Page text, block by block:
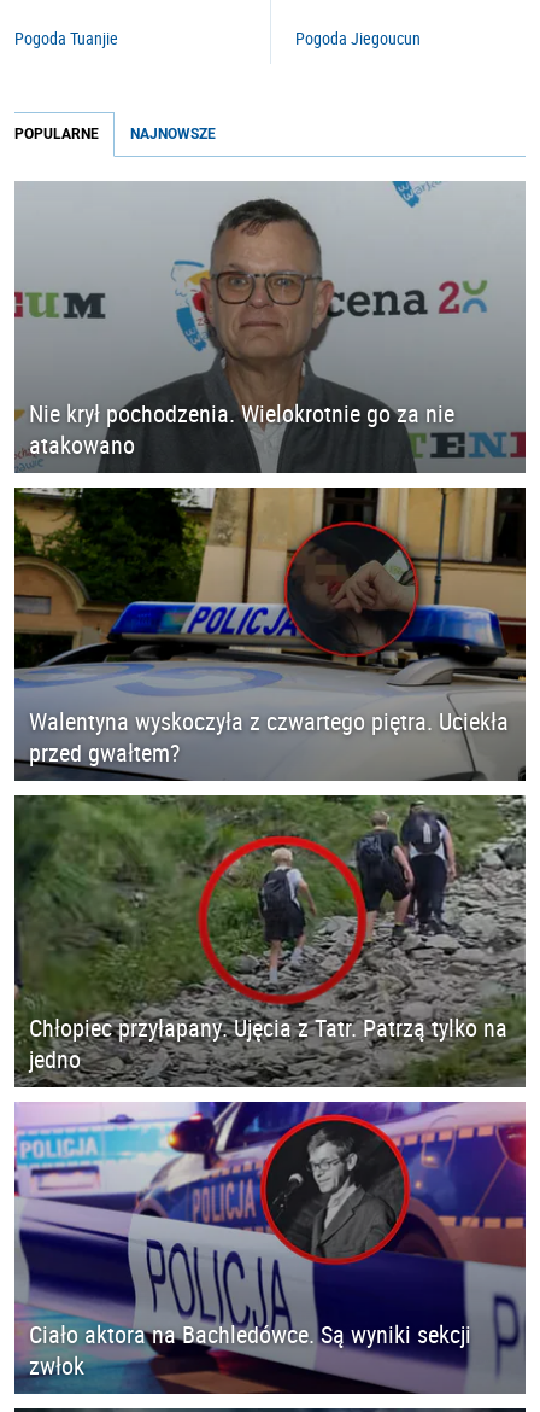
Pogoda Tuanjie Pogoda Jiegoucun
POPULARNE NAJNOWSZE
Nie krył pochodzenia. Wielokrotnie go za nie
atakowano
Walentyna wyskoczyła z czwartego piętra. Uciekła
przed gwałtem?
Chłopiec przyłapany. Ujęcia z Tatr. Patrzą tylko na
jedno
Ciało aktora na Bachledówce. Są wyniki sekcji
zwłok